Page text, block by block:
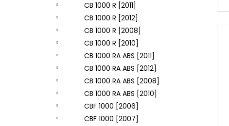
CB 1000 R [2011]
CB 1000 R [2012]
CB 1000 R [2008]
CB 1000 R [2010]
CB 1000 RA ABS [2011]
CB 1000 RA ABS [2012]
CB 1000 RA ABS [2008]
CB 1000 RA ABS [2010]
CBF 1000 [2006]
CBF 1000 [2007]